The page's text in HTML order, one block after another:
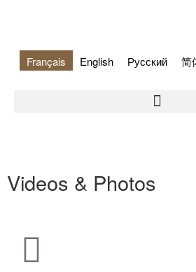
Français English Русский 简
Videos & Photos